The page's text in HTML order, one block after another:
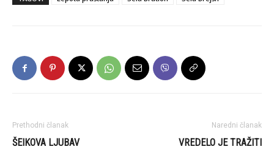
Prethodni članak
ŠEIKOVA LJUBAV
Naredni članak
VREDELO JE TRAŽITI